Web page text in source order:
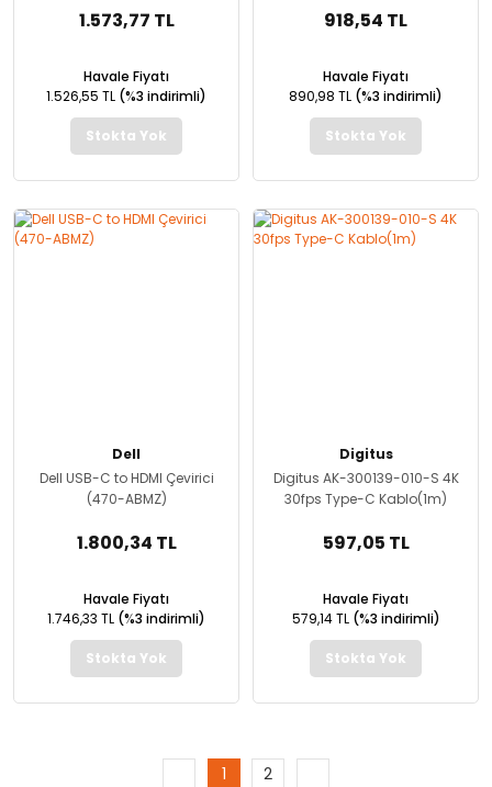
1.573,77 TL
Havale Fiyatı
1.526,55 TL (%3 indirimli)
Stokta Yok
918,54 TL
Havale Fiyatı
890,98 TL (%3 indirimli)
Stokta Yok
Dell
Dell USB-C to HDMI Çevirici
(470-ABMZ)
1.800,34 TL
Havale Fiyatı
1.746,33 TL (%3 indirimli)
Stokta Yok
Digitus
Digitus AK-300139-010-S 4K
30fps Type-C Kablo(1m)
597,05 TL
Havale Fiyatı
579,14 TL (%3 indirimli)
Stokta Yok
1 2